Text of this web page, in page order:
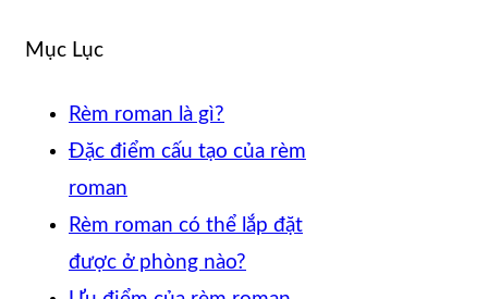
Mục Lục
Rèm roman là gì?
Đặc điểm cấu tạo của rèm
roman
Rèm roman có thể lắp đặt
được ở phòng nào?